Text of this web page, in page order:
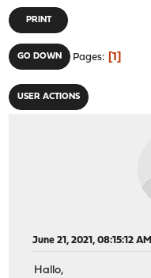
PRINT
GO DOWN Pages 1
USER ACTIONS
June 21, 2021, 08:15:12 AM
Hallo,